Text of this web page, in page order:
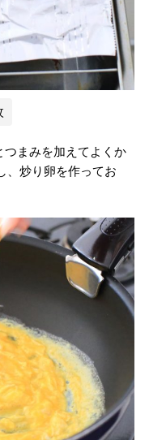
つまみを加えてよくか
、炒り卵を作ってお